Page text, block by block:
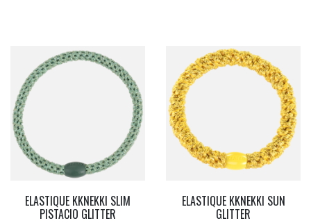
ELASTIQUE KKNEKKI SLIM
PISTACIO GLITTER
ELASTIQUE KKNEKKI SUN
GLITTER